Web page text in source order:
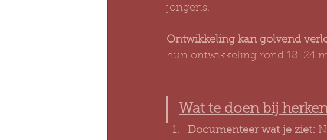
jongens.
Ontwikkeling kan golvend
hun ontwikkeling rond 18-24
Wat te doen bij
Documenteer wat je ziet: